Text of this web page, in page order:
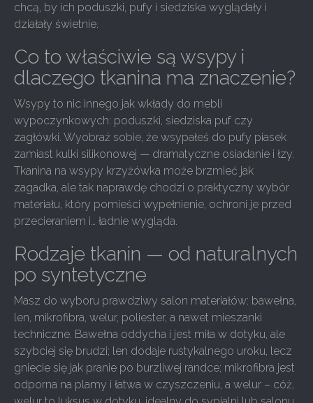
chcą, by ich poduszki, pufy i siedziska wyglądały i
działały świetnie.
Co to właściwie są wsypy i
dlaczego tkanina ma znaczenie?
Wsypy to nic innego jak wkłady do mebli
wypoczynkowych: poduszki, siedziska puf czy
zagłówki. Wyobraź sobie, że wsypałeś do pufy piasek
zamiast kulki silikonowej — dramatyczne osiadanie i łzy.
Tkanina na wsypy krzyżówka może brzmieć jak
zagadka, ale tak naprawdę chodzi o praktyczny wybór
materiału, który pomieści wypełnienie, ochroni je przed
przecieraniem i… ładnie wygląda.
Rodzaje tkanin — od naturalnych
po syntetyczne
Masz do wyboru prawdziwy salon materiałów: bawełna,
len, mikrofibra, welur, poliester, a nawet mieszanki
techniczne. Bawełna oddycha i jest miła w dotyku, ale
szybciej się brudzi; len dodaje rustykalnego uroku, lecz
gniecie się jak pranie po burzliwej randce; mikrofibra jest
odporna na plamy i łatwa w czyszczeniu, a welur – cóż,